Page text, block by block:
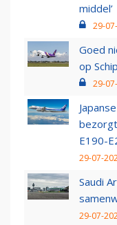
middel’
29-
Goed
op
29-
E190-
29-07-
Saudi
29-07-